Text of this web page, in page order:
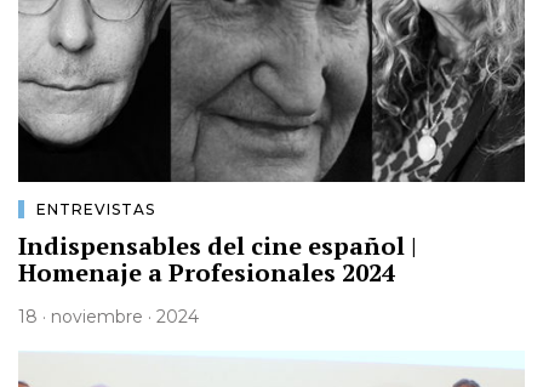
ENTREVISTAS
Indispensables del cine español |
Homenaje a Profesionales 2024
18 · noviembre · 2024